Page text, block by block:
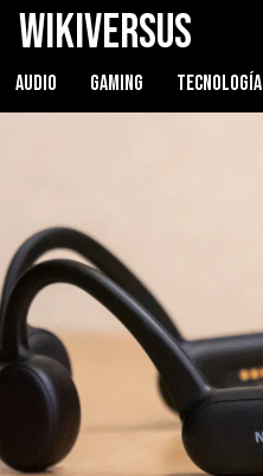
WikiVersus
AUDIO GAMING TECNOLOGÍA
Naenka Runner Pro